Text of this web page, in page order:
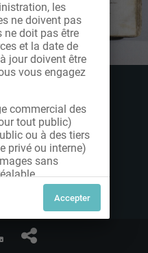
les
ne doivent pas
ne doit pas être
et la date de
jour doivent être
vous engagez
commercial des
tout public)
ou à des tiers
privé ou interne)
sans
nous vous invitons
solliciter le type
celles
acquitter